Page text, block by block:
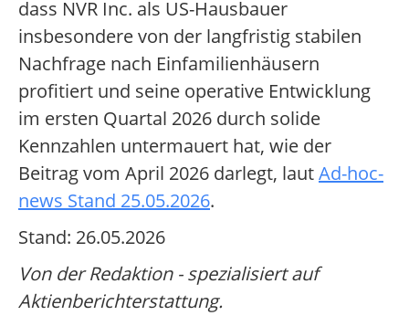
dass NVR Inc. als US-Hausbauer
insbesondere von der langfristig stabilen
Nachfrage nach Einfamilienhäusern
profitiert und seine operative Entwicklung
im ersten Quartal 2026 durch solide
Kennzahlen untermauert hat, wie der
Beitrag vom April 2026 darlegt, lautAd-hoc-
news Stand 25.05.2026.
Stand: 26.05.2026
Von der Redaktion - spezialisiert auf
Aktienberichterstattung.